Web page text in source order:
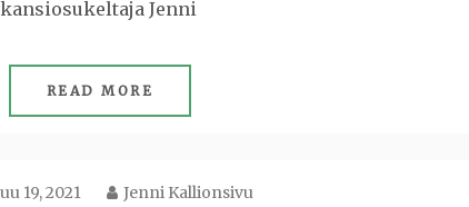
Jenni
READ MORE
19, 2021 Jenni Kallionsivu